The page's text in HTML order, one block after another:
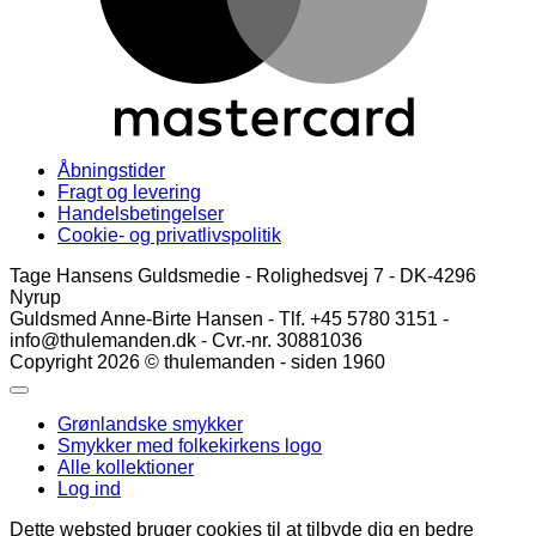
Åbningstider
Fragt og levering
Handelsbetingelser
Cookie- og privatlivspolitik
Tage Hansens Guldsmedie - Rolighedsvej 7 - DK-4296
Nyrup
Guldsmed Anne-Birte Hansen - Tlf. +45 5780 3151 -
info@thulemanden.dk - Cvr.-nr. 30881036
Copyright 2026 © thulemanden - siden 1960
Grønlandske smykker
Smykker med folkekirkens logo
Alle kollektioner
Log ind
Dette websted bruger cookies til at tilbyde dig en bedre